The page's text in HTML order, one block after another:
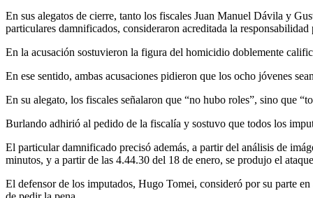
En sus alegatos de cierre, tanto los fiscales Juan Manuel Dávila y
particulares damnificados, consideraron acreditada la responsabilidad
En la acusación sostuvieron la figura del homicidio doblemente
En ese sentido, ambas acusaciones pidieron que los ocho jóvenes
En su alegato, los fiscales señalaron que “no hubo roles”, sino que
Burlando adhirió al pedido de la fiscalía y sostuvo que todos los
El particular damnificado precisó además, a partir del análisis de
minutos, y a partir de las 4.44.30 del 18 de enero, se produjo el
El defensor de los imputados, Hugo Tomei, consideró por su parte